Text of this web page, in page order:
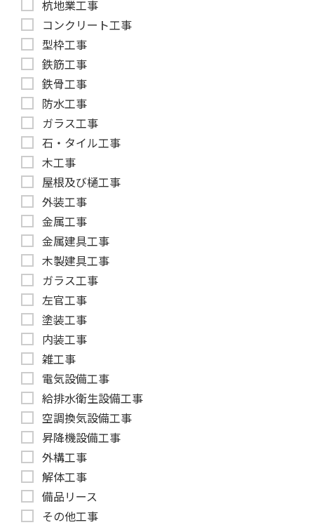
杭地業工事
コンクリート工事
型枠工事
鉄筋工事
鉄骨工事
防水工事
ガラス工事
石・タイル工事
木工事
屋根及び樋工事
外装工事
金属工事
金属建具工事
木製建具工事
ガラス工事
左官工事
塗装工事
内装工事
雑工事
電気設備工事
給排水衛生設備工事
空調換気設備工事
昇降機設備工事
外構工事
解体工事
備品リース
その他工事